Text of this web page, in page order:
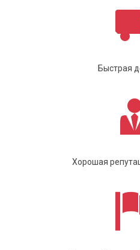
Быстрая
Хорошая